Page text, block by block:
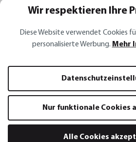
Rezept Inspirationen
Rotes Sauerkraut
Frühlingszwiebeln,
Wir respektieren Ihre
Diese Website verwendet Cookies
personalisierte Werbung. Mehr
Nur funktionale Cookies
Alle Cookies